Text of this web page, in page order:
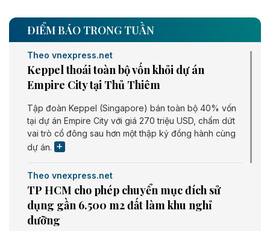
ĐIỂM BÁO TRONG TUẦN
Theo vnexpress.net
Keppel thoái toàn bộ vốn khỏi dự án
Empire City tại Thủ Thiêm
Tập đoàn Keppel (Singapore) bán toàn bộ 40% vốn
tại dự án Empire City với giá 270 triệu USD, chấm dứt
vai trò cổ đông sau hơn một thập kỷ đồng hành cùng
dự án.
Theo vnexpress.net
TP HCM cho phép chuyển mục đích sử
dụng gần 6.500 m2 đất làm khu nghỉ
dưỡng